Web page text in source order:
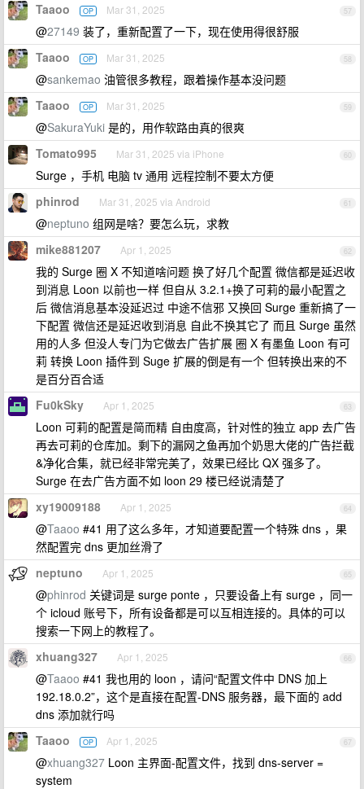
57
Taaoo OP Mar 31, 2025
@27149 装了，重新配置了一下，现在使用得很舒服
58
Taaoo OP Mar 31, 2025
@sankemao 油管很多教程，跟着操作基本没问题
59
Taaoo OP Mar 31, 2025
@SakuraYuki 是的，用作软路由真的很爽
60
Tomato995 Mar 31, 2025 via iPhone
Surge ，手机 电脑 tv 通用 远程控制不要太方便
61
phinrod Mar 31, 2025 via Android
@neptuno 组网是啥？要怎么玩，求教
62
mike881207 Apr 1, 2025
我的 Surge 圈 X 不知道啥问题 换了好几个配置 微信都是延迟收
到消息 Loon 以前也一样 但自从 3.2.1+换了可莉的最小配置之
后 微信消息基本没延迟过 中途不信邪 又换回 Surge 重新搞了一
下配置 微信还是延迟收到消息 自此不换其它了 而且 Surge 虽然
用的人多 但没人专门为它做去广告扩展 圈 X 有墨鱼 Loon 有可
莉 转换 Loon 插件到 Suge 扩展的倒是有一个 但转换出来的不
是百分百合适
63
Fu0kSky Apr 1, 2025
Loon 可莉的配置是简而精 自由度高，针对性的独立 app 去广告
再去可莉的仓库加。剩下的漏网之鱼再加个奶思大佬的广告拦截
&净化合集，就已经非常完美了，效果已经比 QX 强多了。
Surge 在去广告方面不如 loon 29 楼已经说清楚了
64
xy19009188 Apr 1, 2025
@Taaoo #41 用了这么多年，才知道要配置一个特殊 dns ，果
然配置完 dns 更加丝滑了
65
neptuno Apr 1, 2025
@phinrod 关键词是 surge ponte ，只要设备上有 surge ，同一
个 icloud 账号下，所有设备都是可以互相连接的。具体的可以
搜索一下网上的教程了。
66
xhuang327 Apr 1, 2025
@Taaoo #41 我也用的 loon ，请问“配置文件中 DNS 加上
192.18.0.2”，这个是直接在配置-DNS 服务器，最下面的 add
dns 添加就行吗
67
Taaoo OP Apr 1, 2025
@xhuang327 Loon 主界面-配置文件，找到 dns-server =
system